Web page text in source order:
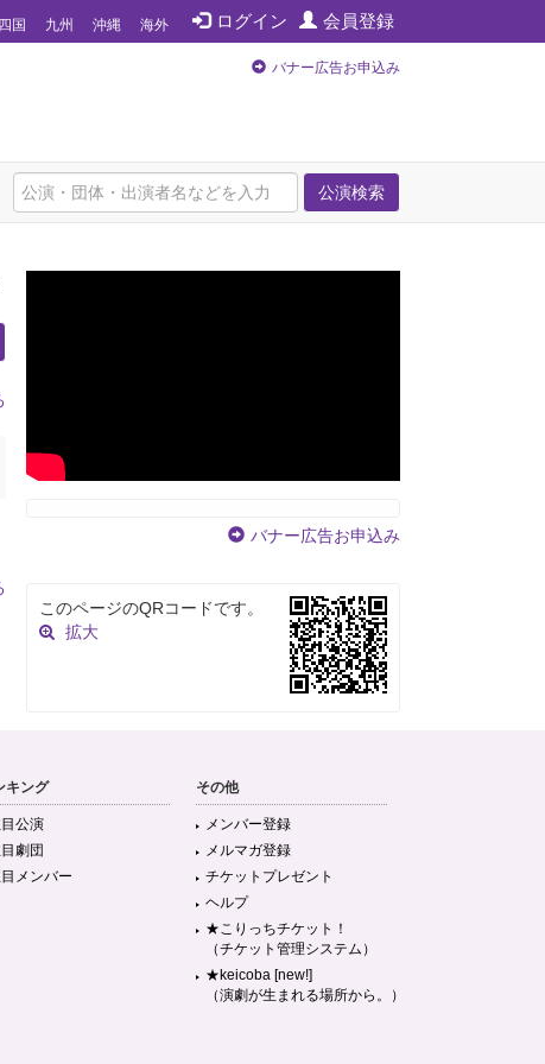
ログイン 会員登録
四国 九州 沖縄 海外
バナー広告お申込み
公演検索
バナー広告お申込み
このページのQRコードです。
拡大
キング
公演
劇団
メンバー
その他
メンバー登録
メルマガ登録
チケットプレゼント
ヘルプ
★こりっちチケット！
（チケット管理システム）
★keicoba [new!]
（演劇が生まれる場所から。）